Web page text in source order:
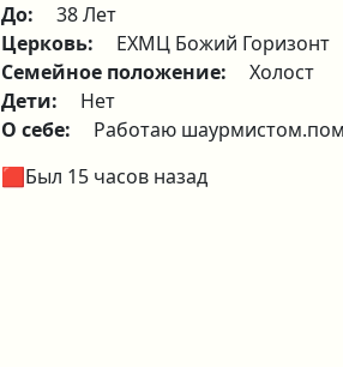
До:
38 Лет
Церковь:
ЕХМЦ Божий Горизонт
Семейное положение:
Холост
Дети:
Нет
О себе:
Работаю
🟥Был 15 часов назад